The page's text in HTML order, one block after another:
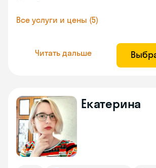
Все услуги и цены (5)
Читать дальше
Екатерина